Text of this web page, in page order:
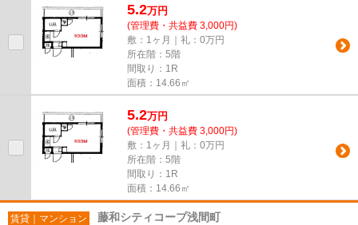
5.2万円
(管理費・共益費 3,000円)
敷：1ヶ月｜礼：0万円
所在階：5階
間取り：1R
面積：14.66㎡
5.2万円
(管理費・共益費 3,000円)
敷：1ヶ月｜礼：0万円
所在階：5階
間取り：1R
面積：14.66㎡
賃貸｜マンション 藤和シティコープ浅間町